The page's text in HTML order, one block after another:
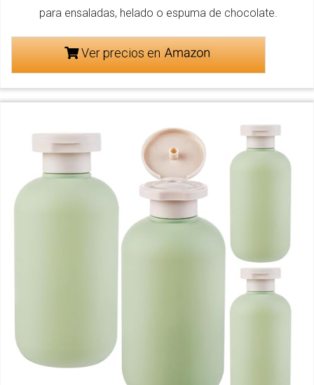
para ensaladas, helado o espuma de chocolate.
Ver precios en